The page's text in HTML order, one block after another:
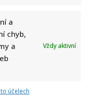
a
chyb,
a
Vždy aktivní
účelech